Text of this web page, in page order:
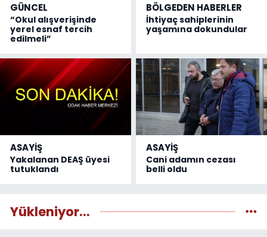
GÜNCEL
“Okul alışverişinde
yerel esnaf tercih
edilmeli”
BÖLGEDEN HABERLER
İhtiyaç sahiplerinin
yaşamına dokundular
ASAYİŞ
Yakalanan DEAŞ üyesi
tutuklandı
ASAYİŞ
Cani adamın cezası
belli oldu
Yükleniyor...